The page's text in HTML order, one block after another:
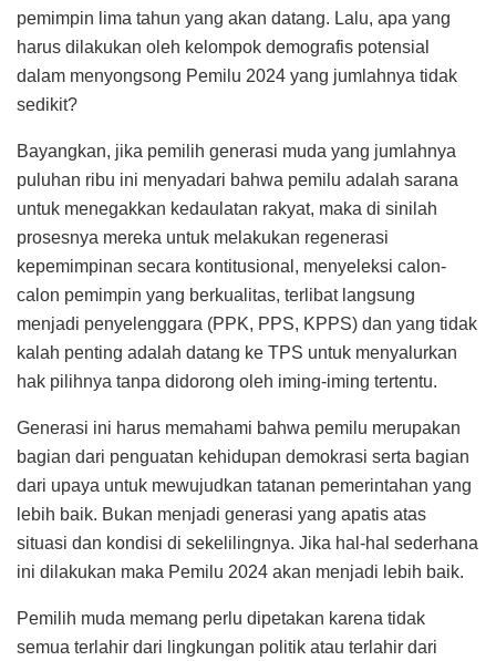
pemimpin lima tahun yang akan datang. Lalu, apa yang
harus dilakukan oleh kelompok demografis potensial
dalam menyongsong Pemilu 2024 yang jumlahnya tidak
sedikit?
Bayangkan, jika pemilih generasi muda yang jumlahnya
puluhan ribu ini menyadari bahwa pemilu adalah sarana
untuk menegakkan kedaulatan rakyat, maka di sinilah
prosesnya mereka untuk melakukan regenerasi
kepemimpinan secara kontitusional, menyeleksi calon-
calon pemimpin yang berkualitas, terlibat langsung
menjadi penyelenggara (PPK, PPS, KPPS) dan yang tidak
kalah penting adalah datang ke TPS untuk menyalurkan
hak pilihnya tanpa didorong oleh iming-iming tertentu.
Generasi ini harus memahami bahwa pemilu merupakan
bagian dari penguatan kehidupan demokrasi serta bagian
dari upaya untuk mewujudkan tatanan pemerintahan yang
lebih baik. Bukan menjadi generasi yang apatis atas
situasi dan kondisi di sekelilingnya. Jika hal-hal sederhana
ini dilakukan maka Pemilu 2024 akan menjadi lebih baik.
Pemilih muda memang perlu dipetakan karena tidak
semua terlahir dari lingkungan politik atau terlahir dari